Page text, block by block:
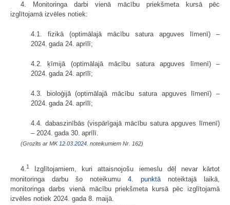
4. Monitoringa darbi vienā mācību priekšmeta kursā pēc
izglītojamā izvēles notiek:
4.1. fizikā (optimālajā mācību satura apguves līmenī) –
2024. gada 24. aprīlī;
4.2. ķīmijā (optimālajā mācību satura apguves līmenī) –
2024. gada 24. aprīlī;
4.3. bioloģijā (optimālajā mācību satura apguves līmenī) –
2024. gada 24. aprīlī;
4.4. dabaszinībās (vispārīgajā mācību satura apguves līmenī)
– 2024. gada 30. aprīlī.
(Grozīts ar MK 12.03.2024. noteikumiem Nr. 162)
4.1
Izglītojamiem, kuri attaisnojošu iemeslu dēļ nevar kārtot
monitoringa darbu šo noteikumu 4. punktā noteiktajā laikā,
monitoringa darbs vienā mācību priekšmeta kursā pēc izglītojamā
izvēles notiek 2024. gada 8. maijā.